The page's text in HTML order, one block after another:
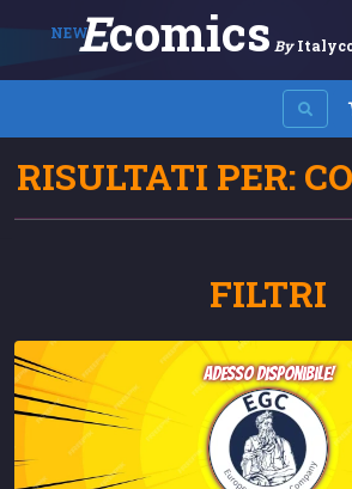
NEWEComics By
RISULTATI PER:
FILTRI
adesso disponibile!